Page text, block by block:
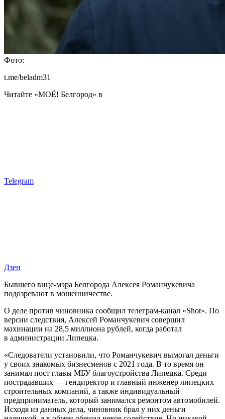
Фото:
t.me/beladm31
Читайте «МОЁ! Белгород» в
Telegram
Дзен
Бывшего вице-мэра Белгорода Алексея Романчукевича
подозревают в мошенничестве.
О деле против чиновника сообщил телеграм-канал «Shot». По
версии следствия, Алексей Романчукевич совершил
махинации на 28,5 миллиона рублей, когда работал
в администрации Липецка.
«Следователи установили, что Романчукевич вымогал деньги
у своих знакомых бизнесменов с 2021 года. В то время он
занимал пост главы МБУ благоустройства Липецка. Среди
пострадавших — гендиректор и главный инженер липецких
строительных компаний, а также индивидуальный
предприниматель, который занимался ремонтом автомобилей.
Исходя из данных дела, чиновник брал у них деньги